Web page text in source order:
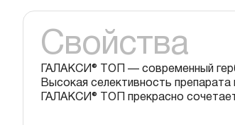
Свойства
ГАЛАКСИ® ТОП — современный
Высокая селективность препарата
ГАЛАКСИ® ТОП прекрасно